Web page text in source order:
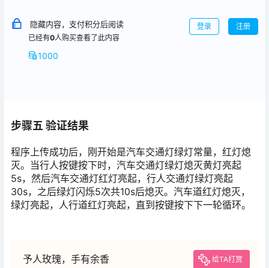
隐藏内容，支付积分后阅读
已经有0人购买查看了此内容
1000
登录 注册
步骤五 验证结果
程序上传成功后，刚开始是汽车交通灯绿灯常量，红灯熄
灭。当行人按键按下时，汽车交通灯绿灯熄灭黄灯亮起
5s，然后汽车交通灯红灯亮起，行人交通灯绿灯亮起
30s，之后绿灯闪烁5次共10s后熄灭。汽车道红灯熄灭，
绿灯亮起，人行道红灯亮起，直到按键按下下一轮循环。
予人玫瑰，手有余香 给TA打赏